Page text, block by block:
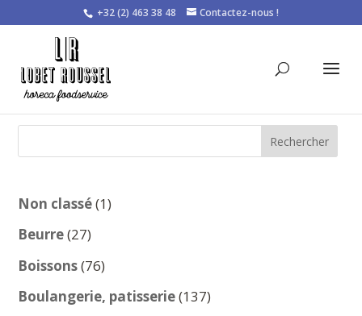
+32 (2) 463 38 48 Contactez-nous !
Rechercher
Non classé 11
Beurre 2727
produits
Boissons 7676
produits
Boulangerie, patisserie 137137